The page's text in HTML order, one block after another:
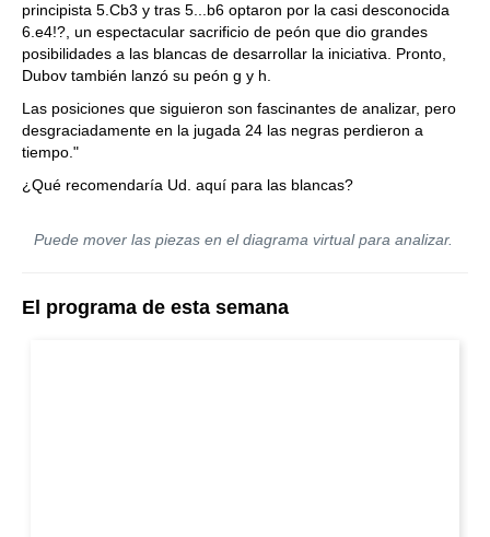
principista 5.Cb3 y tras 5...b6 optaron por la casi desconocida
6.e4!?, un espectacular sacrificio de peón que dio grandes
posibilidades a las blancas de desarrollar la iniciativa. Pronto,
Dubov también lanzó su peón g y h.
Las posiciones que siguieron son fascinantes de analizar, pero
desgraciadamente en la jugada 24 las negras perdieron a
tiempo."
¿Qué recomendaría Ud. aquí para las blancas?
Puede mover las piezas en el diagrama virtual para analizar.
El programa de esta semana